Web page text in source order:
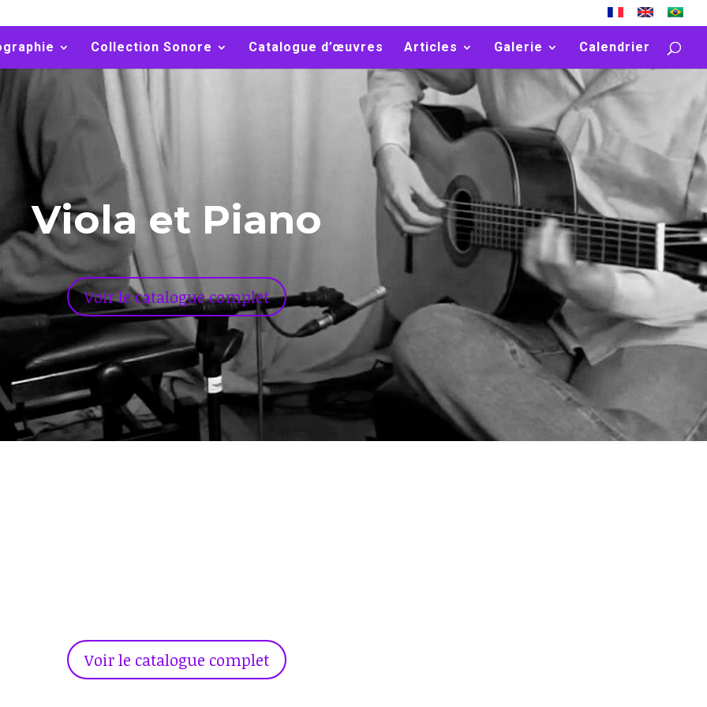
Collection Sonore Catalogue d’œuvres Articles Galerie Calendrier
Viola et Piano
Voir le catalogue complet
Voir le catalogue complet